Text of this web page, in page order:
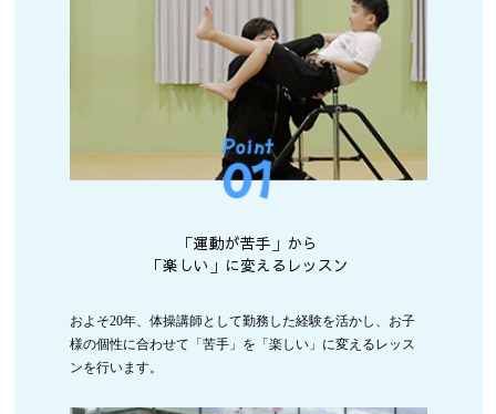
「運動が苦手」から
「楽しい」に変えるレッスン
およそ20年、体操講師として勤務した経験を活かし、お子
様の個性に合わせて「苦手」を「楽しい」に変えるレッス
ンを行います。